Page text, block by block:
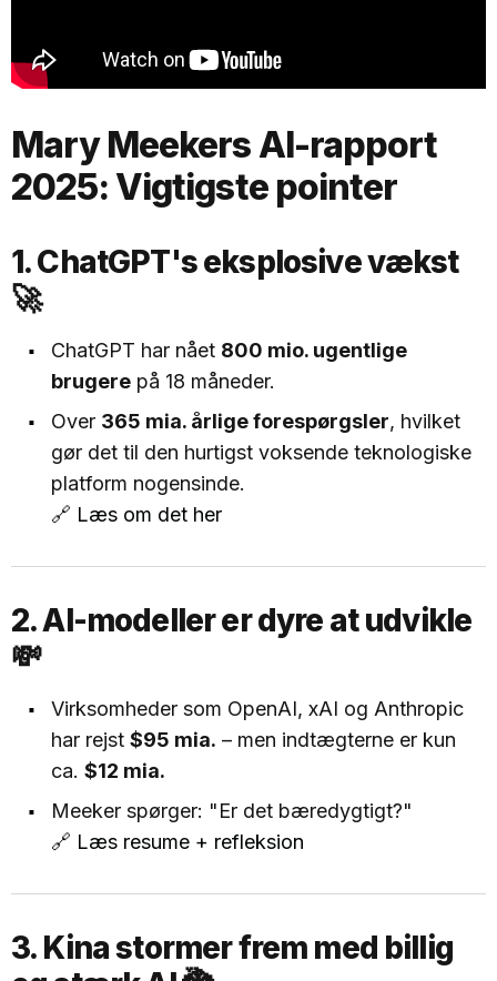
Mary Meekers AI-rapport
2025: Vigtigste pointer
1. ChatGPT's eksplosive vækst
🚀
ChatGPT har nået 800 mio. ugentlige
brugere på 18 måneder.
Over 365 mia. årlige forespørgsler, hvilket
gør det til den hurtigst voksende teknologiske
platform nogensinde.
🔗 Læs om det her
2. AI-modeller er dyre at udvikle
💸
Virksomheder som OpenAI, xAI og Anthropic
har rejst $95 mia. – men indtægterne er kun
ca. $12 mia.
Meeker spørger: "Er det bæredygtigt?"
🔗 Læs resume + refleksion
3. Kina stormer frem med billig